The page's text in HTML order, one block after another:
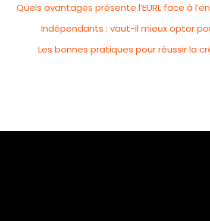
Quels avantages présente l’EURL face à
Indépendants : vaut-il mieux opter
Les bonnes pratiques pour réussir la